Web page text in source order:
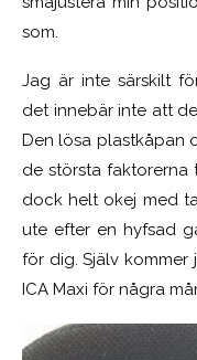
som.
Jag är inte särskilt
det innebär inte att
Den lösa plastkåpan
de största faktorerna
dock helt okej med
ute efter en hyfsad
för dig. Själv
ICA Maxi för några